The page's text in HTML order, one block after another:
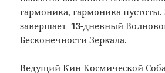
гармоника, гармоника
завершает13-дневный
Бесконечности Зеркала.
Ведущий Кин Космической